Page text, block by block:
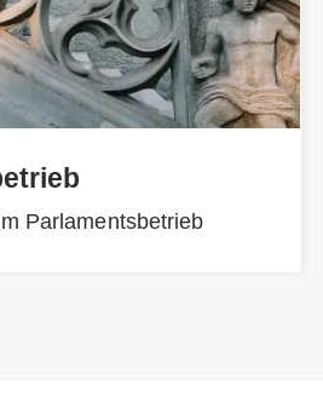
Parlamentsbetrieb